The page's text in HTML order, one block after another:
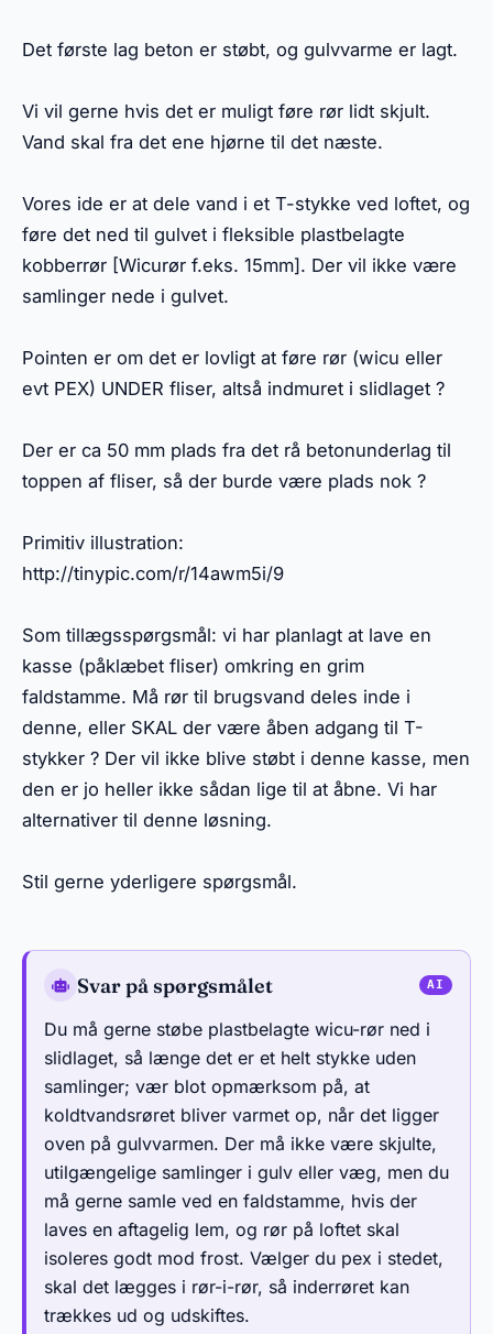
Det første lag beton er støbt, og gulvvarme er lagt.
Vi vil gerne hvis det er muligt føre rør lidt skjult.
Vand skal fra det ene hjørne til det næste.
Vores ide er at dele vand i et T-stykke ved loftet, og
føre det ned til gulvet i fleksible plastbelagte
kobberrør [Wicurør f.eks. 15mm]. Der vil ikke være
samlinger nede i gulvet.
Pointen er om det er lovligt at føre rør (wicu eller
evt PEX) UNDER fliser, altså indmuret i slidlaget ?
Der er ca 50 mm plads fra det rå betonunderlag til
toppen af fliser, så der burde være plads nok ?
Primitiv illustration:
http://tinypic.com/r/14awm5i/9
Som tillægsspørgsmål: vi har planlagt at lave en
kasse (påklæbet fliser) omkring en grim
faldstamme. Må rør til brugsvand deles inde i
denne, eller SKAL der være åben adgang til T-
stykker ? Der vil ikke blive støbt i denne kasse, men
den er jo heller ikke sådan lige til at åbne. Vi har
alternativer til denne løsning.
Stil gerne yderligere spørgsmål.
Svar på spørgsmålet
Du må gerne støbe plastbelagte wicu-rør ned i
slidlaget, så længe det er et helt stykke uden
samlinger; vær blot opmærksom på, at
koldtvandsrøret bliver varmet op, når det ligger
oven på gulvvarmen. Der må ikke være skjulte,
utilgængelige samlinger i gulv eller væg, men du
må gerne samle ved en faldstamme, hvis der
laves en aftagelig lem, og rør på loftet skal
isoleres godt mod frost. Vælger du pex i stedet,
skal det lægges i rør-i-rør, så inderrøret kan
trækkes ud og udskiftes.